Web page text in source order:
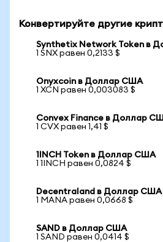
Конвертируйте другие
Synthetix Network Token в
1 SNX равен 0,2133 $
Onyxcoin в Доллар США
1 XCN равен 0,003083 $
Convex Finance в Доллар
1 CVX равен 1,41 $
1INCH Token в Доллар США
1 1INCH равен 0,0824 $
Decentraland в Доллар США
1 MANA равен 0,0668 $
SAND в Доллар США
1 SAND равен 0,0414 $